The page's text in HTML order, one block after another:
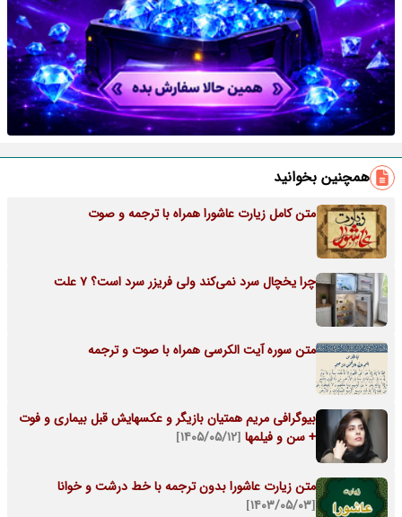
همچنین بخوانید
متن کامل زیارت عاشورا همراه با ترجمه و صوت
چرا یخچال سرد نمی‌کند ولی فریزر سرد است؟ 7 علت
متن سوره آیت الکرسی همراه با صوت و ترجمه
بیوگرافی مریم همتیان بازیگر و عکسهایش قبل بیماری و فوت
+ سن و فیلمها [۱۴۰۵/۰۵/۱۲]
متن زیارت عاشورا بدون ترجمه با خط درشت و خوانا
[۱۴۰۳/۰۵/۰۳]